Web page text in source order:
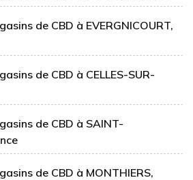
de CBD à EVERGNICOURT,
de CBD à CELLES-SUR-
de CBD à SAINT-
de CBD à MONTHIERS,